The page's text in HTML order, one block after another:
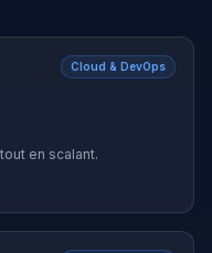
Cloud & DevOps
en scalant.